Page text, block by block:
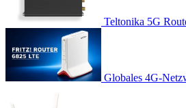
Teltonika 5G
Globales 4G-